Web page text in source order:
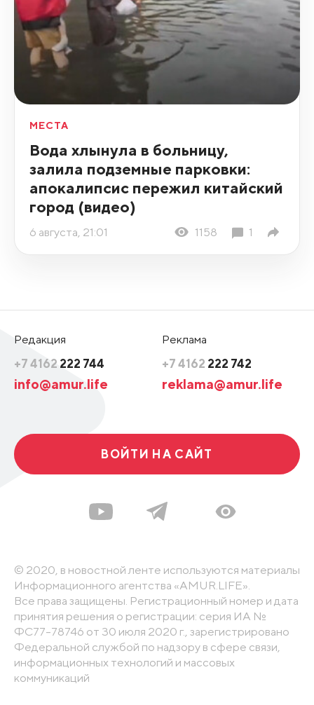
МЕСТА
Вода хлынула в больницу,
залила подземные парковки:
апокалипсис пережил китайский
город (видео)
6 августа, 21:01 1158 1
Редакция
+7 4162 222 744
info@amur.life
Реклама
+7 4162 222 742
reklama@amur.life
ВОЙТИ НА САЙТ
© 2020, в новостной ленте используются материалы
Информационного агентства «AMUR.LIFE».
Все права защищены. Регистрационный номер и дата
принятия решения о регистрации: серия ИА №
ФС77-78746 от 30 июля 2020 г., зарегистрировано
Федеральной службой по надзору в сфере связи,
информационных технологий и массовых
коммуникаций